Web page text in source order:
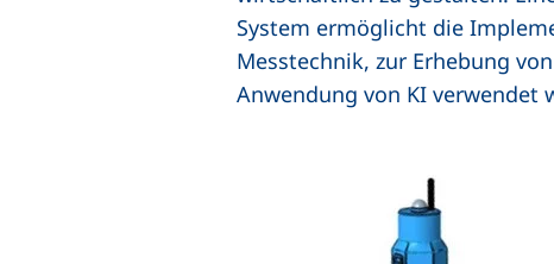
System ermöglicht die
Messtechnik, zur Erhebung
Anwendung von KI verwendet